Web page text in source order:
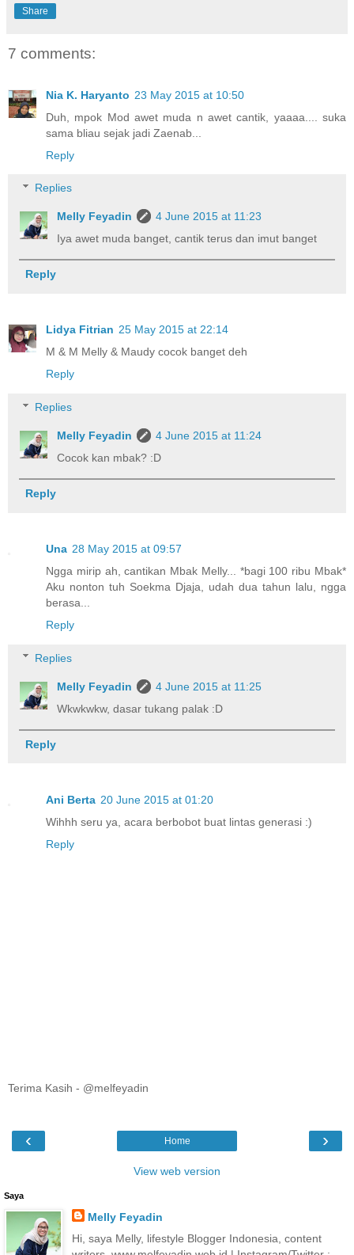
Share
7 comments:
Nia K. Haryanto 23 May 2015 at 10:50
Duh, mpok Mod awet muda n awet cantik, yaaaa.... suka
sama bliau sejak jadi Zaenab...
Reply
Replies
Melly Feyadin
4 June 2015 at 11:23
Iya awet muda banget, cantik terus dan imut banget
Reply
Lidya Fitrian 25 May 2015 at 22:14
M & M Melly & Maudy cocok banget deh
Reply
Replies
Melly Feyadin
4 June 2015 at 11:24
Cocok kan mbak? :D
Reply
Una 28 May 2015 at 09:57
Ngga mirip ah, cantikan Mbak Melly... *bagi 100 ribu Mbak*
Aku nonton tuh Soekma Djaja, udah dua tahun lalu, ngga
berasa...
Reply
Replies
Melly Feyadin
4 June 2015 at 11:25
Wkwkwkw, dasar tukang palak :D
Reply
Ani Berta 20 June 2015 at 01:20
Wihhh seru ya, acara berbobot buat lintas generasi :)
Reply
Terima Kasih - @melfeyadin
‹ ›
Home
View web version
Saya
Melly Feyadin
Hi, saya Melly, lifestyle Blogger Indonesia, content